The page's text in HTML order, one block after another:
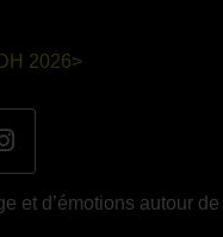
et d’émotions autour